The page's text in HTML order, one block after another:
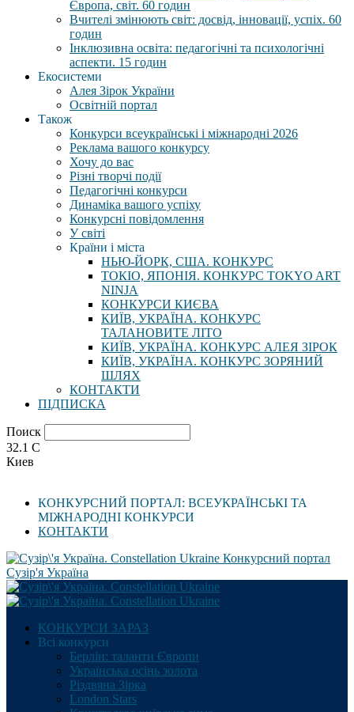
Європа, світ. 60 годин
Вчителі змінюють світ: досвід, інновації, успіх. 60
годин
Інклюзивна освіта: педагогічні та психологічні
аспекти. 15 годин
Екосистеми
Алея Зірок України
Освітній портал
Також
Конкурси всеукраїнські і міжнародні 2026
Реклама вашого конкурсу
Хочу до вас
Різні творчі події
Педагогічні конкурси
Динаміка вашого успіху
Конкурсні повідомлення
У світі
Країни і міста
НЬЮ-ЙОРК, США. КОНКУРС
ТОКІО, ЯПОНІЯ. КОНКУРС TOKYO ART
NINJA
КОНКУРСИ КИЄВА
КИЇВ, УКРАЇНА. КОНКУРС
ТАЛАНОВИТЕ ЛІТО
КИЇВ, УКРАЇНА. КОНКУРС АЛЕЯ ЗІРОК
КИЇВ, УКРАЇНА. КОНКУРС ЗОРЯНИЙ
ШЛЯХ
КОНТАКТИ
ПІДПИСКА
Поиск
32.1 C
Киев
КОНКУРСНИЙ ПОРТАЛ: ВСЕУКРАЇНСЬКІ ТА
МІЖНАРОДНІ КОНКУРСИ
КОНТАКТИ
Конкурсний портал
Сузір'я Україна
КОНКУРСИ ЗАРАЗ
Всі конкурси
Берлін: таланти Європи
Українська осінь золота
Різдвяна Зірка
London Stars